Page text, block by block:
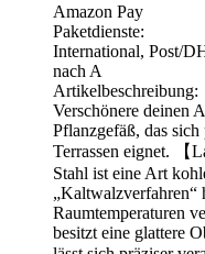
Amazon Pay
Paketdienste:
International, Post/
nach A
Artikelbeschreibung:
Verschönere deinen
Pflanzgefäß, das
Terrassen eignet. 【
Stahl ist eine Art
„Kaltwalzverfahren“
Raumtemperaturen
besitzt eine glattere